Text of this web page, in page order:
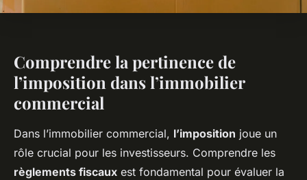
Comprendre la pertinence de
l’imposition dans l’immobilier
commercial
Dans l’immobilier commercial, l’imposition joue un
rôle crucial pour les investisseurs. Comprendre les
règlements fiscaux est fondamental pour évaluer la